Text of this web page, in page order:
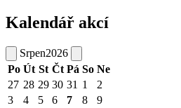
Kalendář akcí
Srpen2026
Po Út St Čt Pá So Ne
27 28 29 30 31 1
2
3
4 5 6 7 8
9